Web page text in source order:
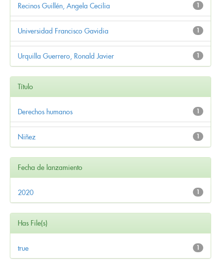
1
Recinos Guillén, Angela Cecilia
1
Universidad Francisco Gavidia
1
Urquilla Guerrero, Ronald Javier
Título
1
Derechos humanos
1
Niñez
Fecha de lanzamiento
1
2020
Has File(s)
1
true